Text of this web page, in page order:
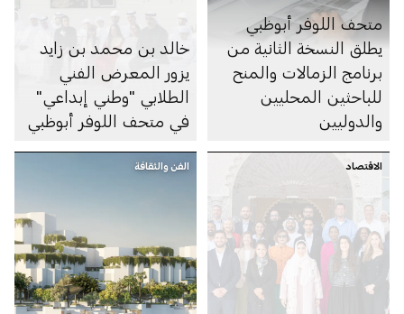
متحف اللوفر أبوظبي
يطلق النسخة الثانية من
برنامج الزمالات والمنح
للباحثين المحليين
والدوليين
خالد بن محمد بن زايد
يزور المعرض الفني
الطلابي "وطني إبداعي"
في متحف اللوفر أبوظبي
الاقتصاد الفن والثقافة